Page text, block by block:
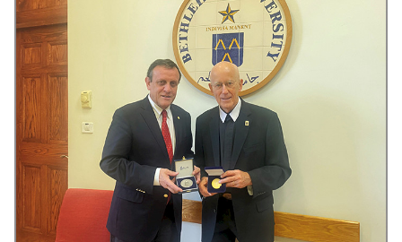
Padres y familia
Vecinos launch
Medios launch
Donaciones